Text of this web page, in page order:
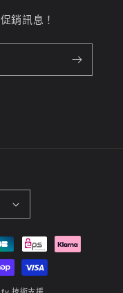
銷訊息！